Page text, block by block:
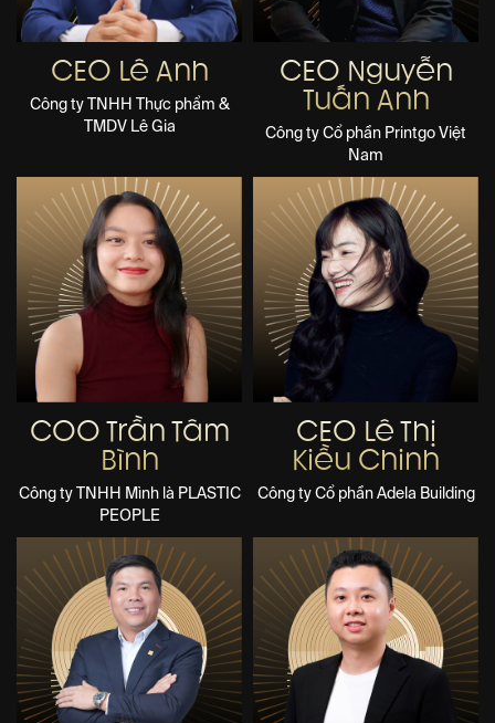
CEO Lê Anh
Công ty TNHH Thực phẩm &
TMDV Lê Gia
CEO Nguyễn
Tuấn Anh
Công ty Cổ phần Printgo Việt
Nam
COO Trần Tâm
Bình
Công ty TNHH Mình là PLASTIC
PEOPLE
CEO Lê Thị
Kiều Chinh
Công ty Cổ phần Adela Building